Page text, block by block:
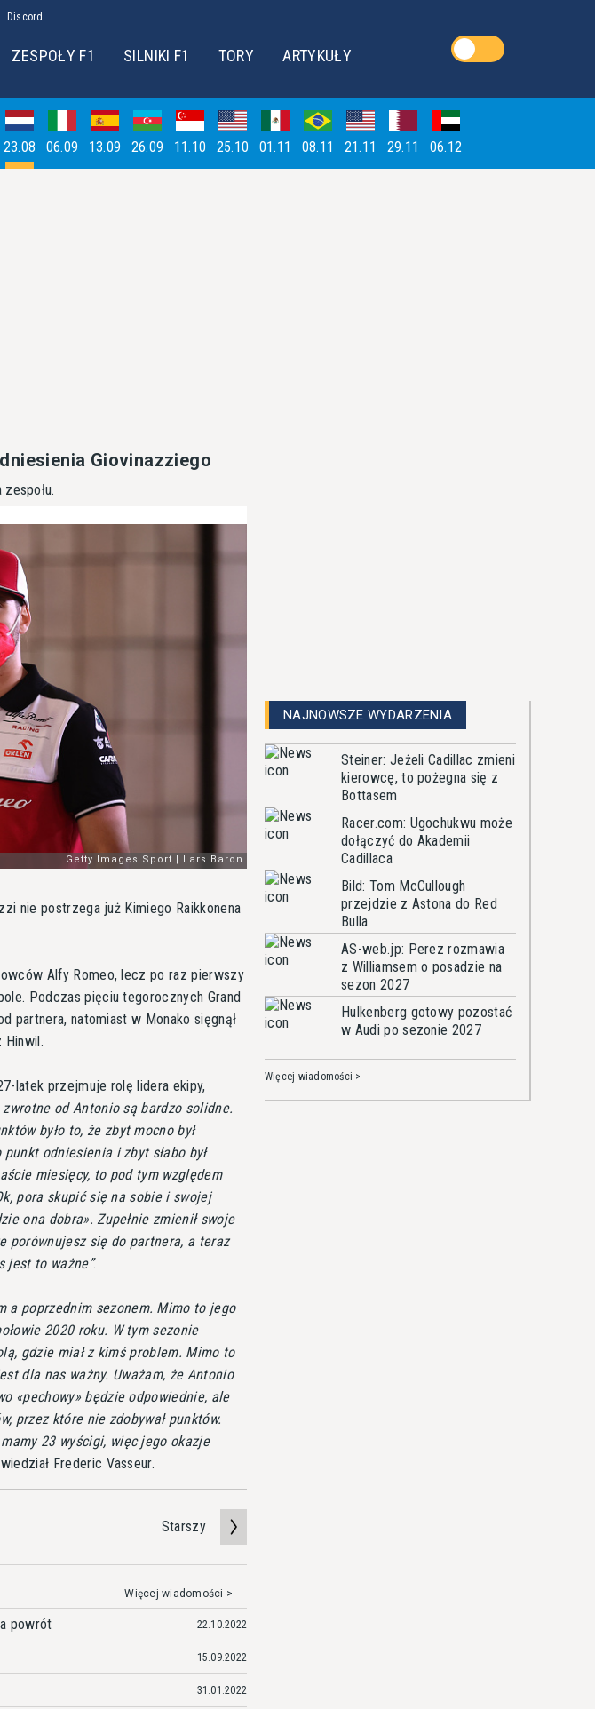
Discord
ZESPOŁY F1 SILNIKI F1 TORY ARTYKUŁY
23.08 06.09 13.09 26.09 11.10 25.10 01.11 08.11 21.11 29.11 06.12
Giovinazziego
nie postrzega już Kimiego Raikkonena
Alfy Romeo, lecz po raz pierwszy
Podczas pięciu tegorocznych Grand
partnera, natomiast w Monako sięgnął
Hinwil.
latek przejmuje rolę lidera ekipy,
od Antonio są bardzo solidne.
było to, że zbyt mocno był
odniesienia i zbyt słabo był
miesięcy, to pod tym względem
pora skupić się na sobie i swojej
ona dobra». Zupełnie zmienił swoje
porównujesz się do partnera, a teraz
jest to ważne .
a poprzednim sezonem. Mimo to jego
2020 roku. W tym sezonie
gdzie miał z kimś problem. Mimo to
dla nas ważny. Uważam, że Antonio
«pechowy» będzie odpowiednie, ale
przez które nie zdobywał punktów.
23 wyścigi, więc jego okazje
Frederic Vasseur.
Starszy
Więcej wiadomości >
powrót 22.10.2022
15.09.2022
31.01.2022
NAJNOWSZE WYDARZENIA
Steiner: Jeżeli Cadillac zmieni
kierowcę, to pożegna się z
Bottasem
Racer.com: Ugochukwu może
dołączyć do Akademii
Cadillaca
Bild: Tom McCullough
przejdzie z Astona do Red
Bulla
AS-web.jp: Perez rozmawia
z Williamsem o posadzie na
sezon 2027
Hulkenberg gotowy pozostać
w Audi po sezonie 2027
Więcej wiadomości >